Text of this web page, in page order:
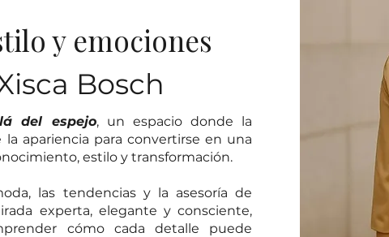
y emociones
Bosch
del espejo, un espacio donde la
apariencia para convertirse en una
estilo y transformación.
las tendencias y la asesoría de
experta, elegante y consciente,
cómo cada detalle puede